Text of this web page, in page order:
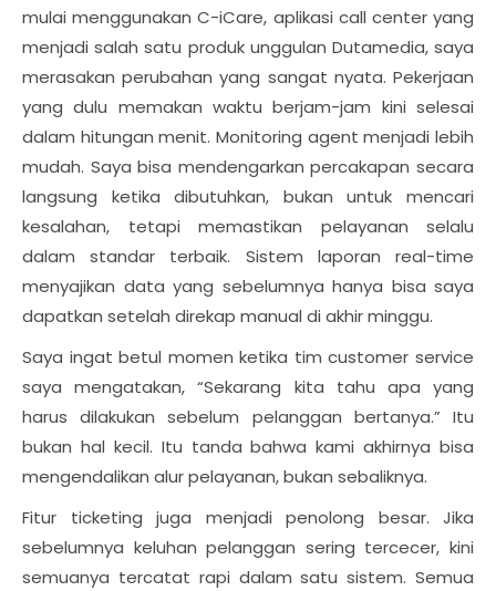
mulai menggunakan C-iCare, aplikasi call center yang
menjadi salah satu produk unggulan Dutamedia, saya
merasakan perubahan yang sangat nyata. Pekerjaan
yang dulu memakan waktu berjam-jam kini selesai
dalam hitungan menit. Monitoring agent menjadi lebih
mudah. Saya bisa mendengarkan percakapan secara
langsung ketika dibutuhkan, bukan untuk mencari
kesalahan, tetapi memastikan pelayanan selalu
dalam standar terbaik. Sistem laporan real-time
menyajikan data yang sebelumnya hanya bisa saya
dapatkan setelah direkap manual di akhir minggu.
Saya ingat betul momen ketika tim customer service
saya mengatakan, “Sekarang kita tahu apa yang
harus dilakukan sebelum pelanggan bertanya.” Itu
bukan hal kecil. Itu tanda bahwa kami akhirnya bisa
mengendalikan alur pelayanan, bukan sebaliknya.
Fitur ticketing juga menjadi penolong besar. Jika
sebelumnya keluhan pelanggan sering tercecer, kini
semuanya tercatat rapi dalam satu sistem. Semua